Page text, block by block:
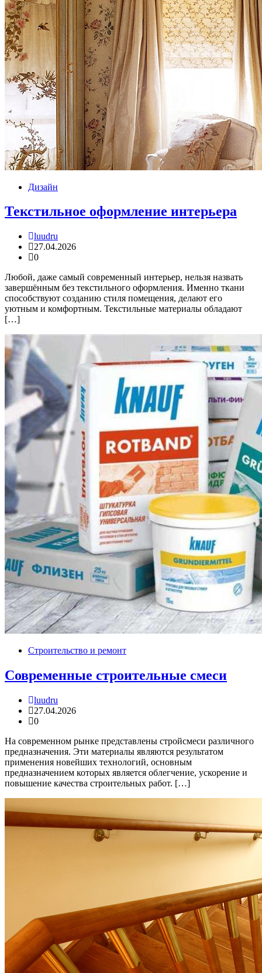
Дизайн
Текстильное оформление интерьера
luudru
27.04.2026
0
Любой, даже самый современный интерьер, нельзя назвать
завершённым без текстильного оформления. Именно ткани
способствуют созданию стиля помещения, делают его
уютным и комфортным. Текстильные материалы обладают
[…]
Строительство и ремонт
Современные строительные смеси
luudru
27.04.2026
0
На современном рынке представлены стройсмеси различного
предназначения. Эти материалы являются результатом
применения новейших технологий, основным
предназначением которых является облегчение, ускорение и
повышение качества строительных работ. […]